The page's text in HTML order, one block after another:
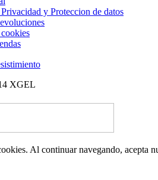
y Proteccion de datos
XGEL
Al continuar navegando, acepta